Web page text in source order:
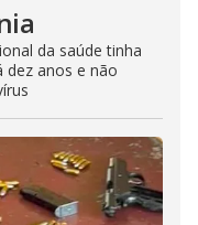
da saúde tinha
dez anos e não